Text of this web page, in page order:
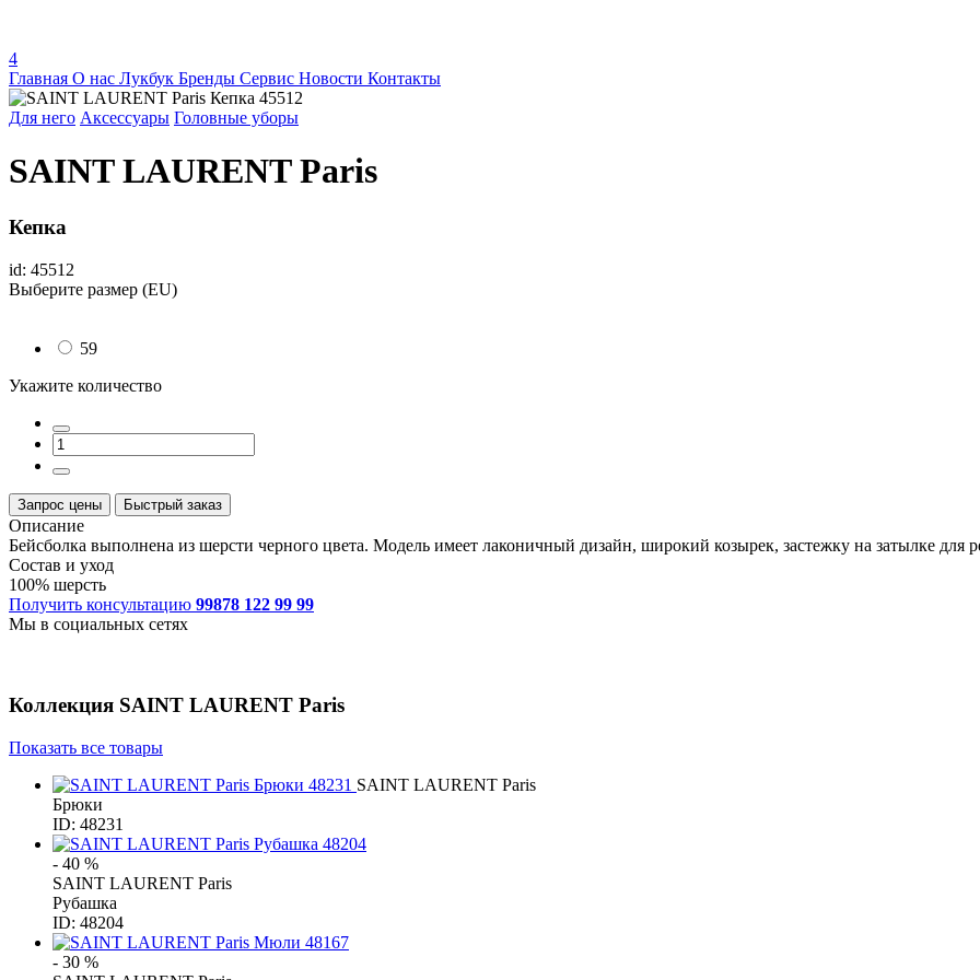
4
Главная О нас Лукбук Бренды Сервис Новости Контакты
Для него Аксессуары Головные уборы
SAINT LAURENT Paris
Кепка
id: 45512
Выберите размер (EU)
59
Укажите количество
Запрос цены Быстрый заказ
Описание
Бейсболка выполнена из шерсти черного цвета. Модель имеет лаконичный дизайн, широкий козырек, застежку на затылке для
Состав и уход
100% шерсть
Получить консультацию 99878 122 99 99
Мы в социальных сетях
Коллекция SAINT LAURENT Paris
Показать все товары
SAINT LAURENT Paris
Брюки
ID: 48231
- 40 %
SAINT LAURENT Paris
Рубашка
ID: 48204
- 30 %